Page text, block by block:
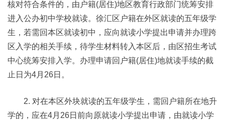
核对符合条件的，由户籍(居住)地区教育行政部门统筹安排
进入公办初中学校就读。徐汇区户籍在外区就读的五年级学
生，若需回本区就读初中，应向就读小学提出申请并办理跨
区入学的相关手续，待学生材料转入本区后，由区招生考试
中心统筹安排入学。办理申请回户籍(居住)地就读手续的截
止日为4月26日。
2. 对在本区外块就读的五年级学生，需回户籍所在地升
学的，应在4月26日前向原就读小学提出申请，由就读小学